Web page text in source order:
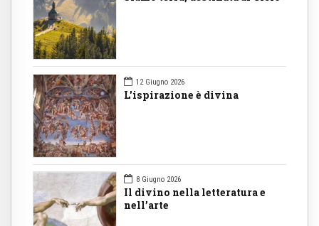
12 Giugno 2026
L'ispirazione è divina
8 Giugno 2026
Il divino nella letteratura e
nell’arte